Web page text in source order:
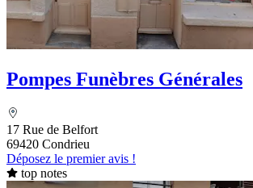
Pompes Funèbres Générales
17 Rue de Belfort
69420 Condrieu
Déposez le premier avis !
top notes